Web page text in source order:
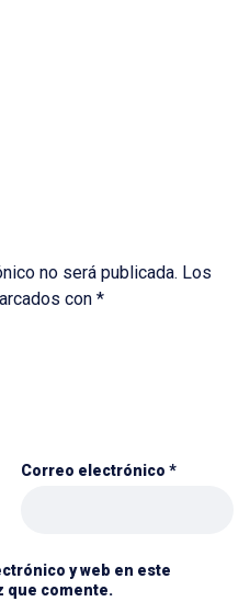
no será publicada. Los
con *
Correo electrónico *
y web en este
que comente.